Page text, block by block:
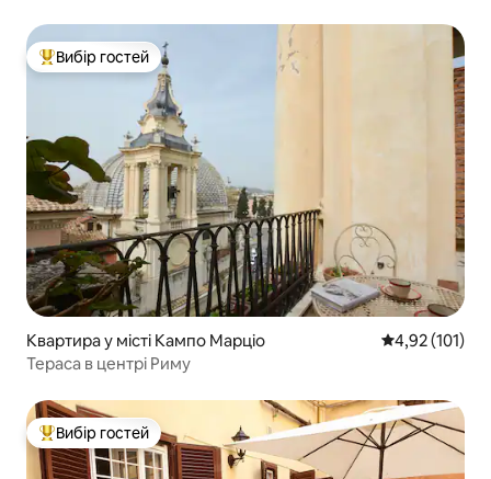
Топ вибір гостей
Вибір гостей
Квартира у місті Кампо Марціо Середня
4,92 (101)
Тераса в центрі Риму
Топ вибір гостей
Вибір гостей